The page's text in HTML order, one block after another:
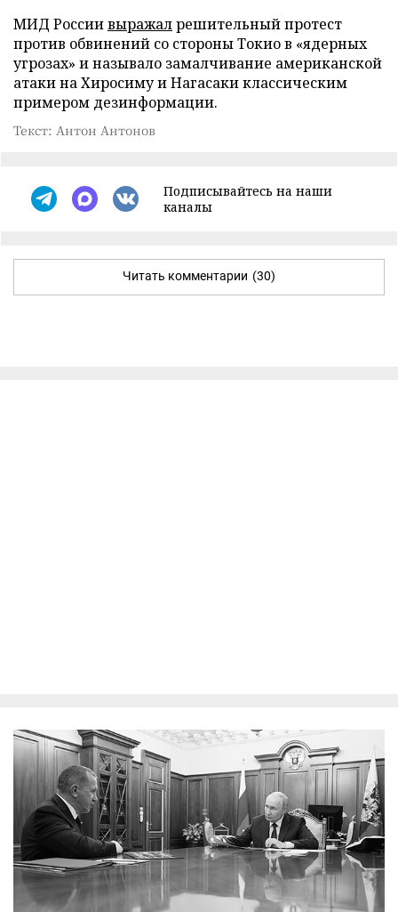
МИД Россиивыражалрешительный протест
против обвинений со стороны Токио в «ядерных
угрозах» и называло замалчивание американской
атаки на Хиросиму и Нагасаки классическим
примером дезинформации.
Текст: Антон Антонов
Подписывайтесь на наши
каналы
Читать комментарии (30)